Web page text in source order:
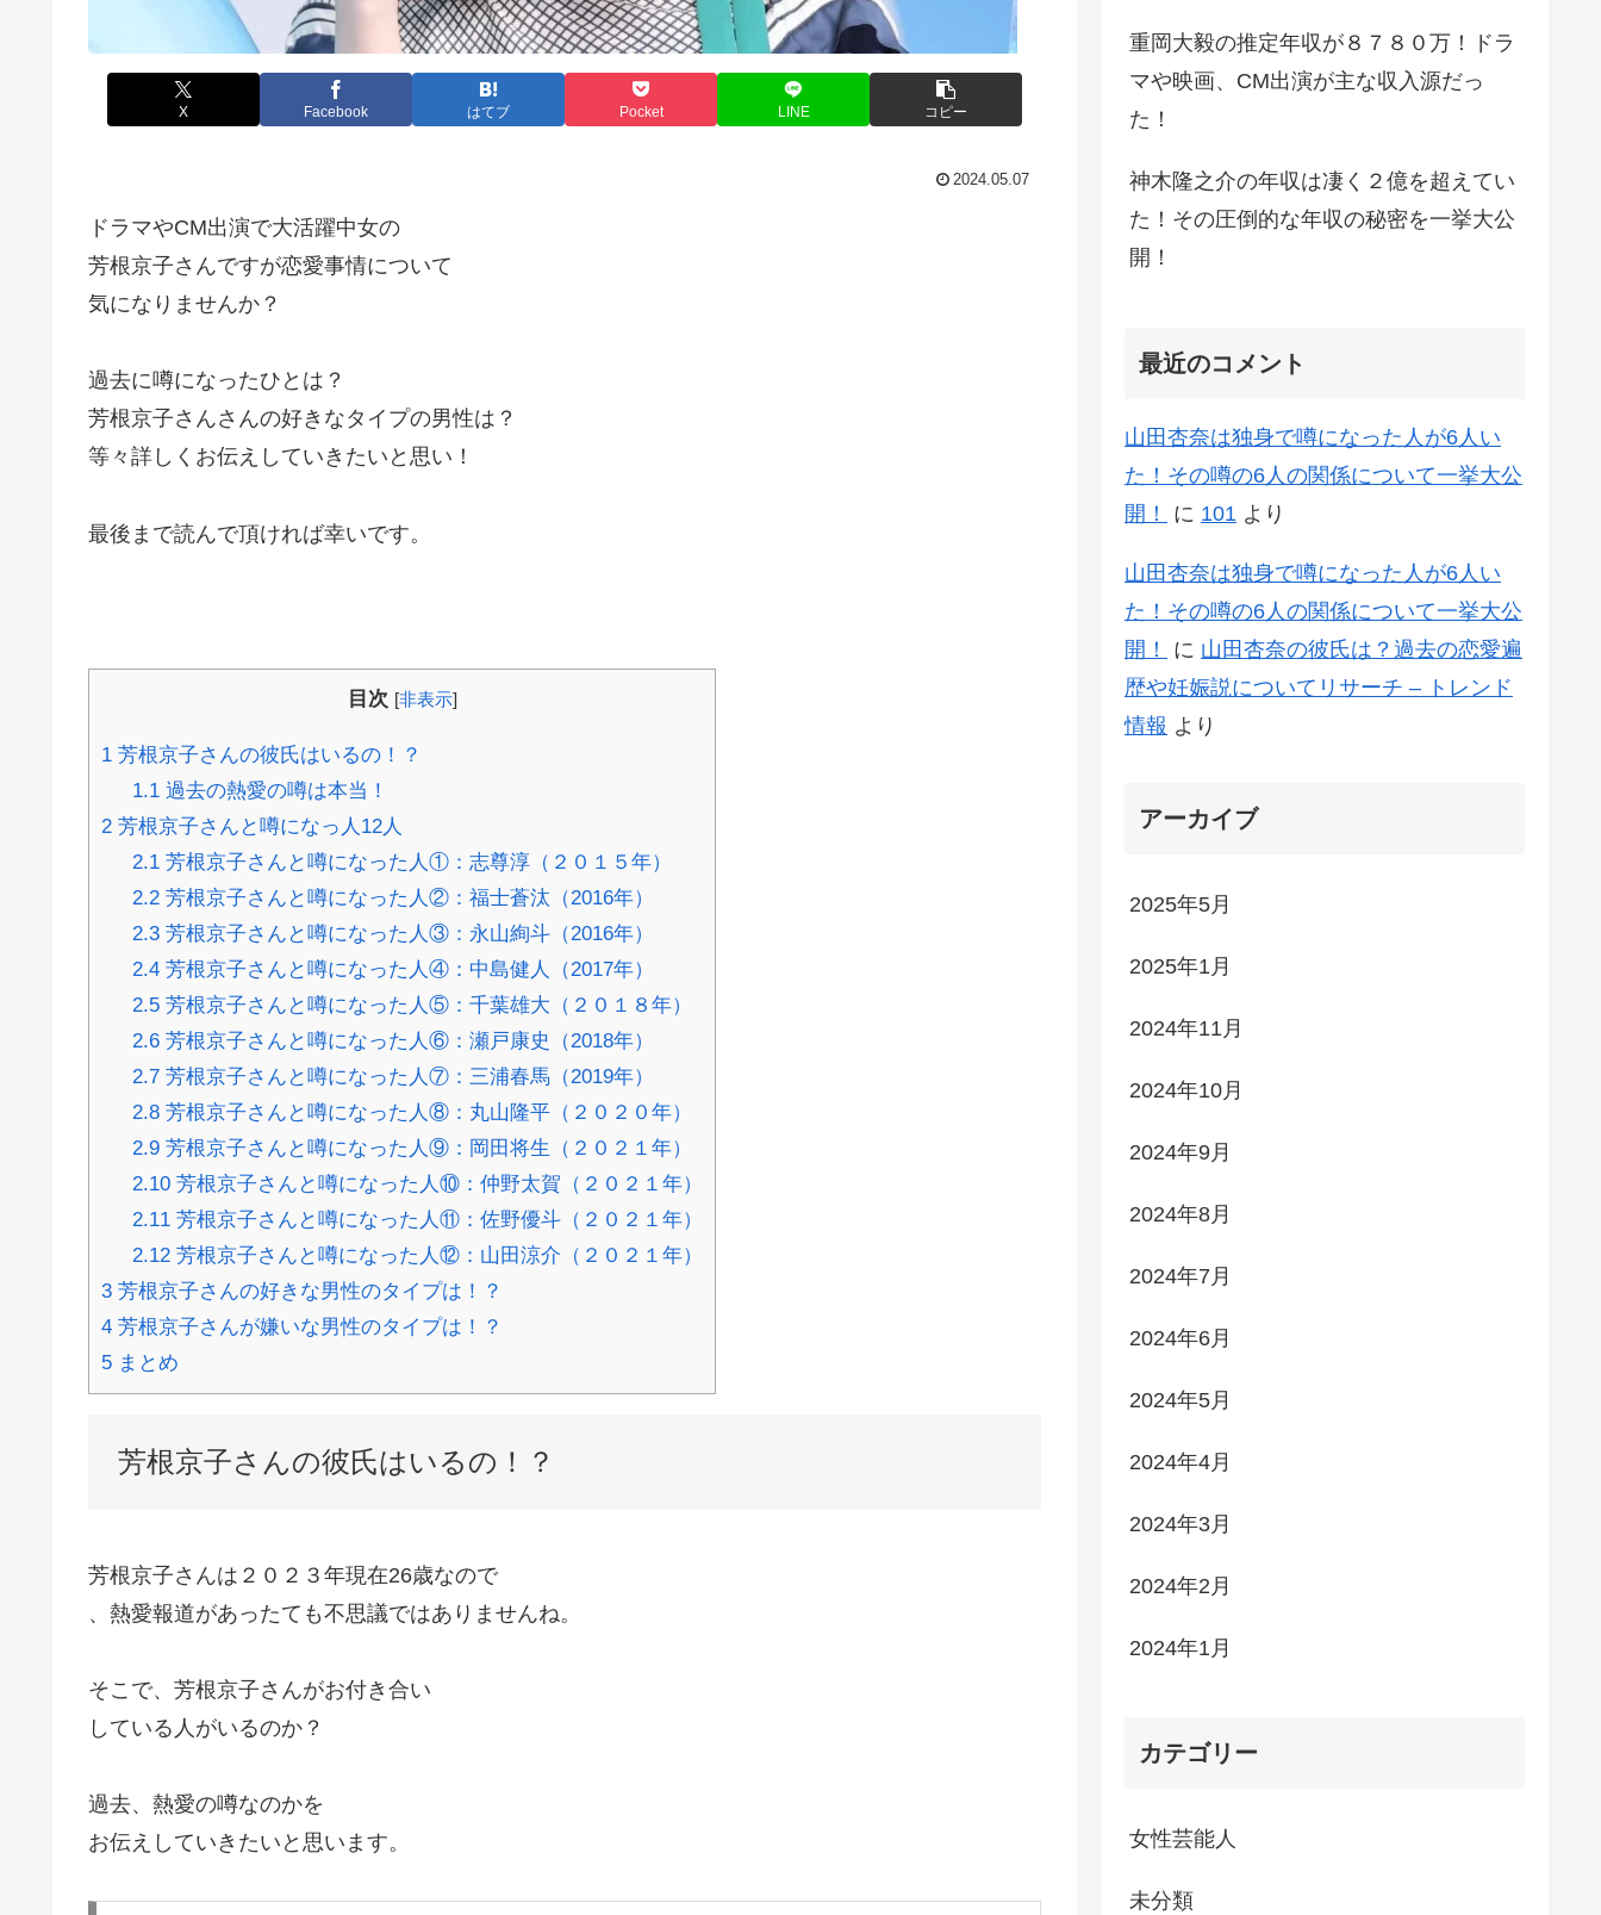
X Facebook はてブ Pocket LINE コピー
2024.05.07
ドラマやCM出演で大活躍中女の
芳根京子さんですが恋愛事情について
気になりませんか？
過去に噂になったひとは？
芳根京子さんさんの好きなタイプの男性は？
等々詳しくお伝えしていきたいと思い！
最後まで読んで頂ければ幸いです。
目次 [非表示]
1 芳根京子さんの彼氏はいるの！？
1.1過去の熱愛の噂は本当！
2 芳根京子さんと噂になっ人12人
2.1芳根京子さんと噂になった人①：志尊淳（２０１５年）
2.2芳根京子さんと噂になった人②：福士蒼汰（2016年）
2.3芳根京子さんと噂になった人③：永山絢斗（2016年）
2.4芳根京子さんと噂になった人④：中島健人（2017年）
2.5芳根京子さんと噂になった人⑤：千葉雄大（２０１８年）
2.6芳根京子さんと噂になった人⑥：瀬戸康史（2018年）
2.7芳根京子さんと噂になった人⑦：三浦春馬（2019年）
2.8芳根京子さんと噂になった人⑧：丸山隆平（２０２０年）
2.9芳根京子さんと噂になった人⑨：岡田将生（２０２１年）
2.10芳根京子さんと噂になった人⑩：仲野太賀（２０２１年）
2.11芳根京子さんと噂になった人⑪：佐野優斗（２０２１年）
2.12芳根京子さんと噂になった人⑫：山田涼介（２０２１年）
3 芳根京子さんの好きな男性のタイプは！？
4 芳根京子さんが嫌いな男性のタイプは！？
5 まとめ
芳根京子さんの彼氏はいるの！？
芳根京子さんは２０２３年現在26歳なので
、熱愛報道があったても不思議ではありませんね。
そこで、芳根京子さんがお付き合い
している人がいるのか？
過去、熱愛の噂なのかを
お伝えしていきたいと思います。
重岡大毅の推定年収が８７８０万！ドラ
マや映画、CM出演が主な収入源だっ
た！
神木隆之介の年収は凄く２億を超えてい
た！その圧倒的な年収の秘密を一挙大公
開！
最近のコメント
山田杏奈は独身で噂になった人が6人い
た！その噂の6人の関係について一挙大公
開！
に 101 より
山田杏奈は独身で噂になった人が6人い
た！その噂の6人の関係について一挙大公
開！
に 山田杏奈の彼氏は？過去の恋愛遍
歴や妊娠説についてリサーチ – トレンド
情報 より
アーカイブ
2025年5月
2025年1月
2024年11月
2024年10月
2024年9月
2024年8月
2024年7月
2024年6月
2024年5月
2024年4月
2024年3月
2024年2月
2024年1月
カテゴリー
女性芸能人
未分類